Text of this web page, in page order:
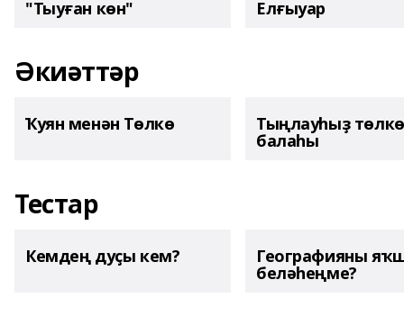
"Тыуған көн" Елғыуар
Әкиәттәр
Ҡуян менән Төлкө Тыңлауһыҙ төлкө
балаһы
Тестар
Кемдең дуҫы кем? Географияны
беләһеңме?